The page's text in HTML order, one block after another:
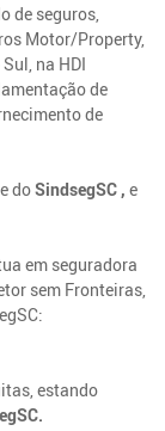
de seguros,
Motor/Property,
na HDI
de
de
doSindsegSC ,e
em seguradora
sem Fronteiras,
estando